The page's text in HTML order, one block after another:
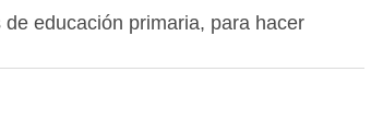
educación primaria, para hacer